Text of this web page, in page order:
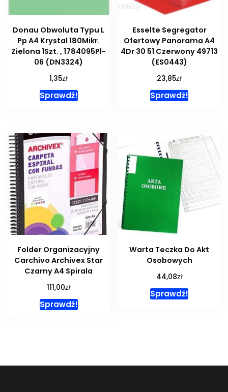
Donau Obwoluta Typu L
Pp A4 Krystal 180Mikr.
Zielona 1Szt. , 1784095Pl-
06 (DN3324)
1,35zł
Sprawdź!
Esselte Segregator
Ofertowy Panorama A4
4Dr 30 51 Czerwony 49713
(ES0443)
23,85zł
Sprawdź!
Folder Organizacyjny
Carchivo Archivex Star
Czarny A4 Spirala
111,00zł
Sprawdź!
Warta Teczka Do Akt
Osobowych
44,08zł
Sprawdź!